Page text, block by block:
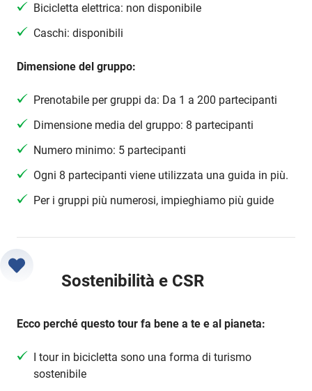
Bicicletta elettrica: non disponibile
Caschi: disponibili
Dimensione del gruppo:
Prenotabile per gruppi da: Da 1 a 200 partecipanti
Dimensione media del gruppo: 8 partecipanti
Numero minimo: 5 partecipanti
Ogni 8 partecipanti viene utilizzata una guida in più.
Per i gruppi più numerosi, impieghiamo più guide
Sostenibilità e CSR
Ecco perché questo tour fa bene a te e al pianeta:
I tour in bicicletta sono una forma di turismo
sostenibile